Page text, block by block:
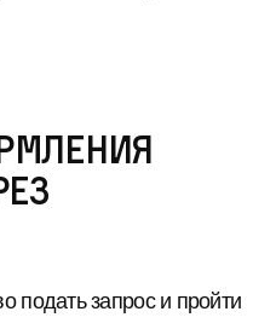
подать запрос и пройти